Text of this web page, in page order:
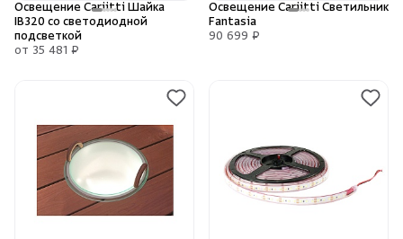
Освещение Cariitti Шайка
IB320 со светодиодной
подсветкой
от 35 481 ₽
Освещение Cariitti Светильник
Fantasia
90 699 ₽